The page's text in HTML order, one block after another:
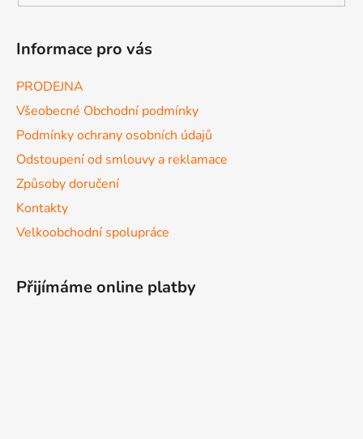
Informace pro vás
PRODEJNA
Všeobecné Obchodní podmínky
Podmínky ochrany osobních údajů
Odstoupení od smlouvy a reklamace
Způsoby doručení
Kontakty
Velkoobchodní spolupráce
Přijímáme online platby